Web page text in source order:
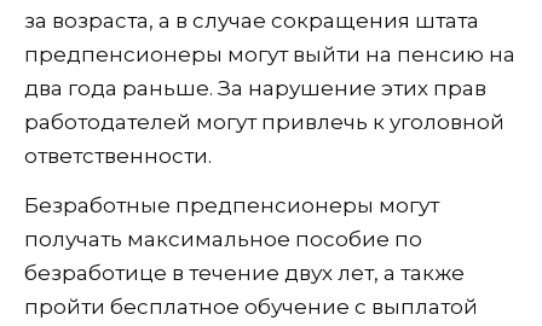
за возраста, а в случае сокращения штата
предпенсионеры могут выйти на пенсию на
два года раньше. За нарушение этих прав
работодателей могут привлечь к уголовной
ответственности.
Безработные предпенсионеры могут
получать максимальное пособие по
безработице в течение двух лет, а также
пройти бесплатное обучение с выплатой